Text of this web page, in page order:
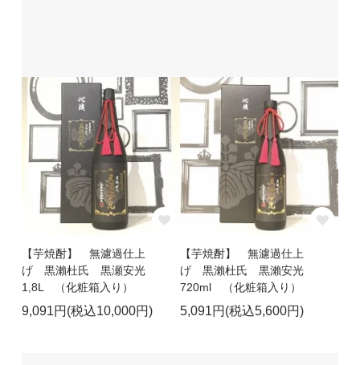
【芋焼酎】 無濾過仕上
げ 黒瀨杜氏 黒瀬安光
1,8L （化粧箱入り）
9,091円(税込10,000円)
【芋焼酎】 無濾過仕上
げ 黒瀨杜氏 黒瀨安光
720ml （化粧箱入り）
5,091円(税込5,600円)